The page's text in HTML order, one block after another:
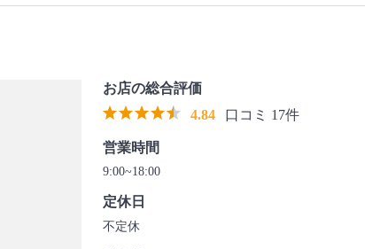
お店の総合評価
4.84
口コミ 17件
営業時間
9:00~18:00
定休日
不定休